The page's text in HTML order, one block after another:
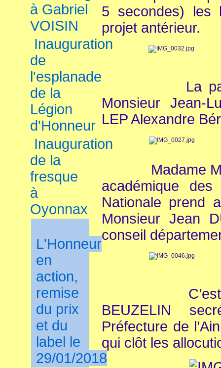
à Gabriel
VOISIN
Inauguration
de
l'esplanade
de la
Légion
d'Honneur
Inauguration
de la
fresque
à
Oyonnax
L'Honneur
en
action,
remise
du prix
et du
label le
29/01/2018
5 secondes) les
projet antérieur.
La parole
Monsieur Jean-
LEP Alexandre
Madame
académique des
Nationale prend
Monsieur Jean
conseil
C’est enfin
BEUZELIN
Préfecture de
qui clôt les